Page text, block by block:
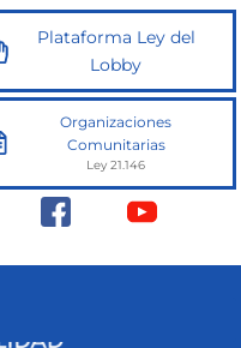
Plataforma Ley del
Lobby
Organizaciones
Comunitarias
Ley 21.146